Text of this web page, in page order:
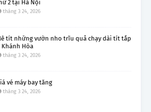
2 tại Hà Nội
tháng 3 24, 2026
tít những vườn nho trĩu quả chạy dài tít tắp
Khánh Hòa
tháng 3 24, 2026
vé máy bay tăng
tháng 3 24, 2026